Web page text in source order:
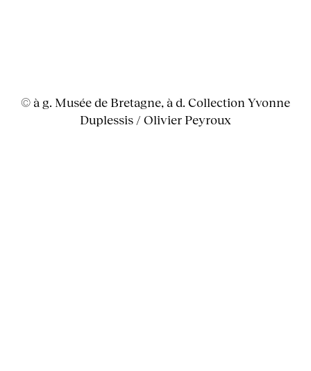
© à g. Musée de Bretagne, à d. Collection Yvonne
Duplessis / Olivier Peyroux